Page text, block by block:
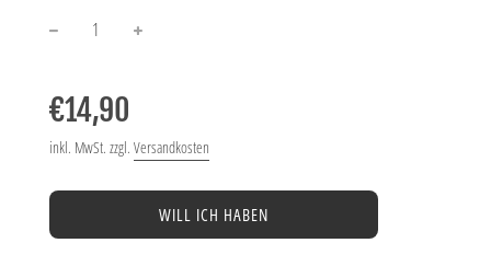
Preis
€14,90
inkl. MwSt. zzgl. Versandkosten
WILL ICH HABEN